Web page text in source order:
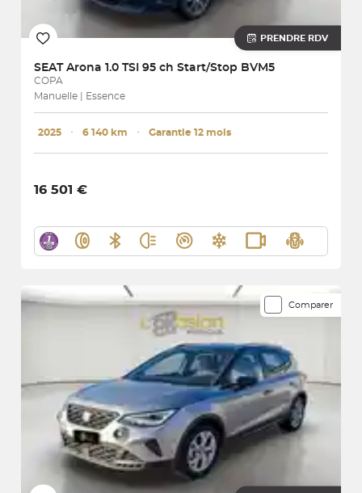
PRENDRE RDV
SEAT Arona 1.0 TSI 95 ch Start/Stop BVM5
COPA
Manuelle | Essence
2025 ･ 6 140 km ･ Garantie 12 mois
16 501 €
Comparer